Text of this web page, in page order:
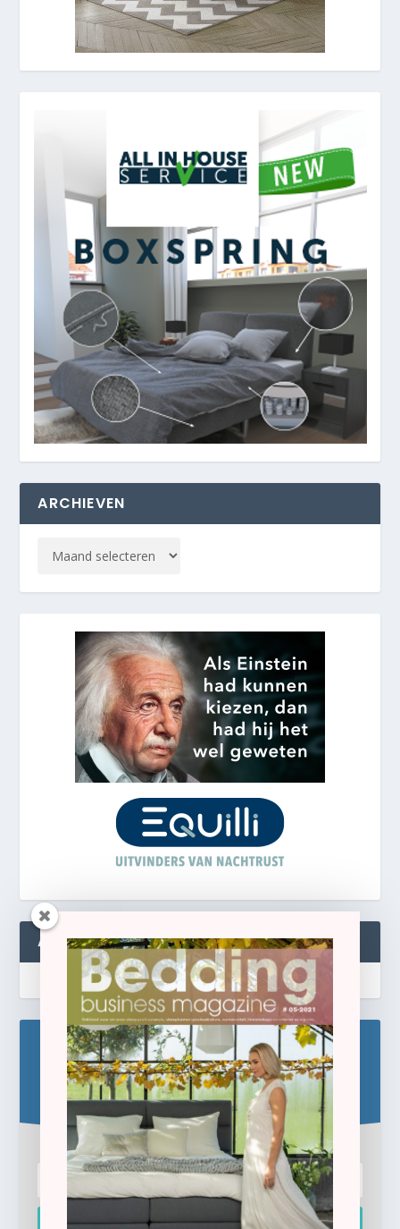
ARCHIEVEN
ABONNEREN
Blijf op de hoogte!
Schrijf u hier in voor de gratis e-newsletter.
Inschrijven